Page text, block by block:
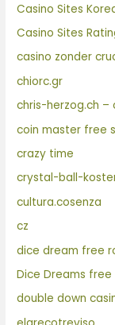
Casino Sites
Casino Sites
casino zonder
chiorc.gr
chris-herzog.ch –
coin master free
crazy time
crystal-ball-
cultura.cosenza
cz
dice dream free
Dice Dreams free
double down